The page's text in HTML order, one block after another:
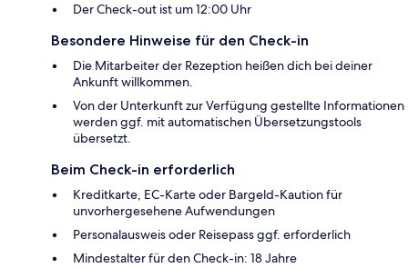
Der Check-out ist um 12:00 Uhr
Besondere Hinweise für den Check-in
Die Mitarbeiter der Rezeption heißen dich bei deiner
Ankunft willkommen.
Von der Unterkunft zur Verfügung gestellte Informationen
werden ggf. mit automatischen Übersetzungstools
übersetzt.
Beim Check-in erforderlich
Kreditkarte, EC-Karte oder Bargeld-Kaution für
unvorhergesehene Aufwendungen
Personalausweis oder Reisepass ggf. erforderlich
Mindestalter für den Check-in: 18 Jahre